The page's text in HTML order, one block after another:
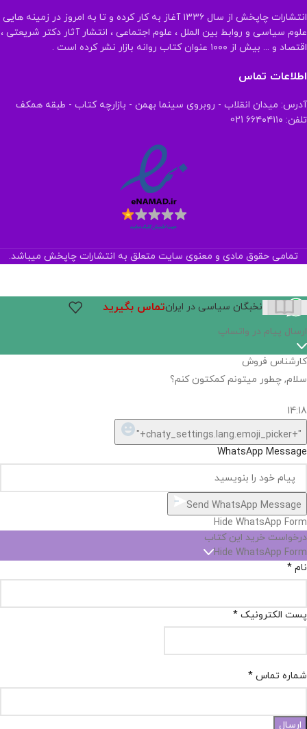
انتشارات چاپخش از سال ۱۳۳۶ آغاز به کار کرده و تا به امروز در زمینه هایی
علوم سیاسی و روابط بین الملل ، علوم اجتماعی ، انتشار آثار دکتر شریعتی ،
اقتصاد و ... بیش از ۱۰۰۰ عنوان کتاب روانه بازار نشر کرده است .
اطلاعات تماس
آدرس: میدان انقلاب - روبروی سینما بهمن - بازارچه کتاب - طبقه همکف
تلفن: ۶۶۴۰۴۱۱۰ 021
تمامی حقوق مادی و معنوی سایت متعلق به انتشارات چاپخش میباشد.
نخبگان سیاسی در ایرانتماس بگیرید
ارسال پیام در واتساپ
کارشناس فروش
سلام, چطور میتونم کمکتون کنم؟
14:18
"+chaty_settings.lang.emoji_picker+"
WhatsApp Message
Send WhatsApp Message
Hide WhatsApp Form
درخواست خرید این کتاب
Hide WhatsApp Form
نام *
پست الکترونیک *
شماره تماس *
ارسال